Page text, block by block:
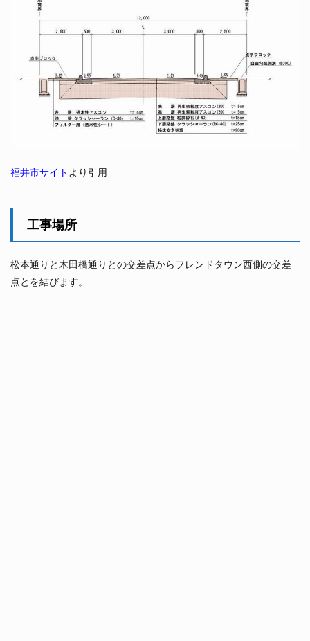
福井市サイト より引用
工事場所
松本通りと木田橋通りとの交差点からフレンドタウン西側の交差
点とを結びます。